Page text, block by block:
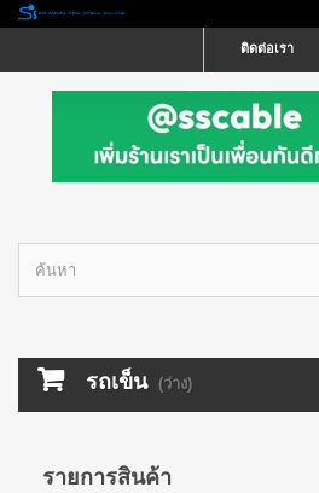
ติดต่อเรา
รถเข็น (ว่าง)
รายการสินค้า